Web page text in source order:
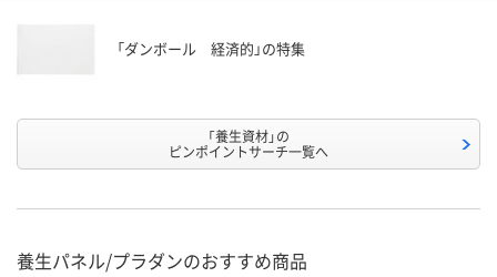
「ダンボール 経済的」の特集
「養生資材」の
ピンポイントサーチ一覧へ
養生パネル/プラダンのおすすめ商品